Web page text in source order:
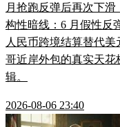
月抢跑反弹后再次下
构性暗线：6 月假性反
人民币跨境结算替代
哥近岸外包的真实天花
辑。
2026-08-06 23:40